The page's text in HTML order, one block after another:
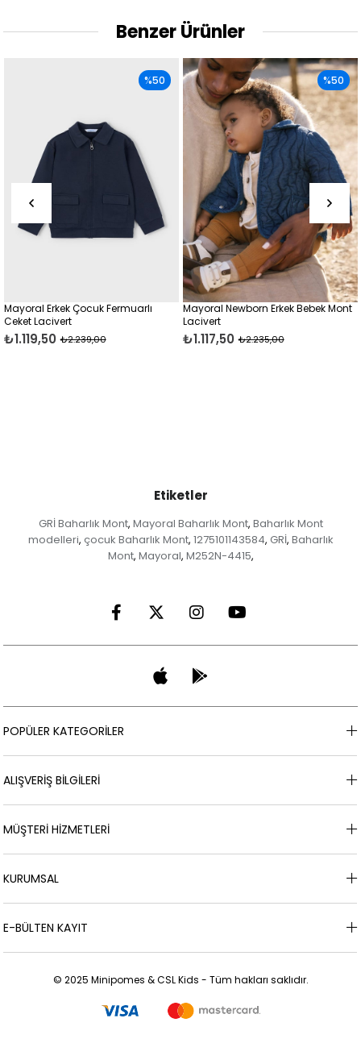
Benzer Ürünler
Mayoral Erkek Çocuk Fermuarlı
Ceket Lacivert
₺1.119,50 ₺2.239,00
%50
Mayoral Newborn Erkek Bebek Mont
Lacivert
₺1.117,50 ₺2.235,00
%50
Etiketler
GRİ Baharlık Mont, Mayoral Baharlık Mont, Baharlık Mont
modelleri, çocuk Baharlık Mont, 1275101143584, GRİ, Baharlık
Mont, Mayoral, M252N-4415,
POPÜLER KATEGORİLER
ALIŞVERİŞ BİLGİLERİ
MÜŞTERİ HİZMETLERİ
KURUMSAL
E-BÜLTEN KAYIT
© 2025 Minipomes & CSL Kids - Tüm hakları saklıdır.